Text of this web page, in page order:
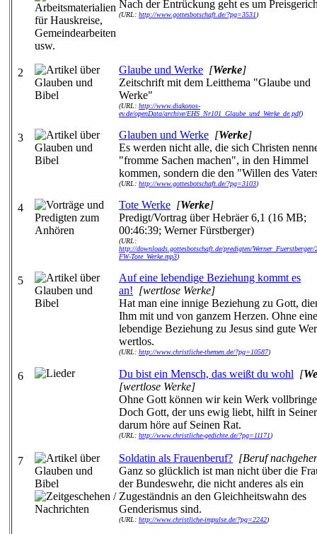
Nach der Entrückung geht es um
(URL: http://www.gottesbotschaft.de/?pg=3531)
2 Glaube und Werke [Werke]
Zeitschrift mit dem Leitthema "Glaube und
Werke"
(URL: http://www.diakonos-
ev.de/openData/archive/EHS_Nr101_Glaube_und_Werke_de.pdf)
3 Glauben und Werke [Werke]
Es werden nicht alle, die sich Christen
"fromme Sachen machen", in den Himmel
kommen, sondern die den "Willen des
(URL: http://www.gottesbotschaft.de/?pg=3103)
4 Tote Werke [Werke]
Predigt/Vortrag über Hebräer 6,1 (16 MB;
00:46:39; Werner Fürstberger)
(URL:
http://downloads.gottesbotschaft.de/predigten/Werner_Fuerstberger/
FW-Tote_Werke.mp3)
5
Auf eine lebendige Beziehung kommt es
an! [wertlose Werke]
Hat man eine innige Beziehung zu Gott,
Ihm mit und von ganzem Herzen. Ohne eine
lebendige Beziehung zu Jesus sind gute
wertlos.
(URL: http://www.christliche-themen.de/?pg=10587)
6 Du bist ein Mensch, das weißt du wohl [
[wertlose Werke]
Ohne Gott können wir kein Werk
Doch Gott, der uns ewig liebt, hilft in
darum höre auf Seinen Rat.
(URL: http://www.christliche-gedichte.de/?pg=11171)
7 Soldatin als Frauenberuf? [Beruf
Ganz so glücklich ist man nicht über die
der Bundeswehr, die nicht anderes als ein
Zugeständnis an den Gleichheitswahn des
Genderismus sind.
(URL: http://www.christliche-impulse.de/?pg=2242)